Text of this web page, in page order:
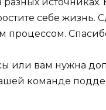
себе жизнь.
процессом.
или вам нужна
команде